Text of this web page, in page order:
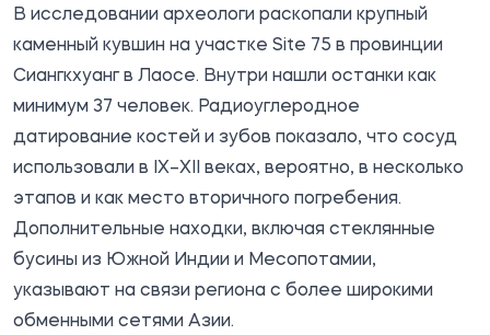
В исследовании археологи раскопали крупный
каменный кувшин на участке Site 75 в провинции
Сиангкхуанг в Лаосе. Внутри нашли останки как
минимум 37 человек. Радиоуглеродное
датирование костей и зубов показало, что сосуд
использовали в IX–XII веках, вероятно, в несколько
этапов и как место вторичного погребения.
Дополнительные находки, включая стеклянные
бусины из Южной Индии и Месопотамии,
указывают на связи региона с более широкими
обменными сетями Азии.